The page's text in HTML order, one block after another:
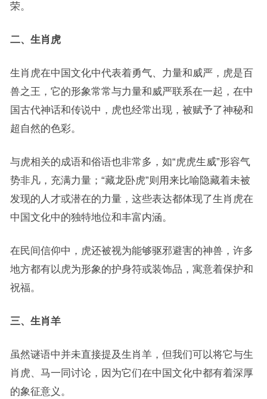
荣。
二、生肖虎
生肖虎在中国文化中代表着勇气、力量和威严，虎是百
兽之王，它的形象常常与力量和威严联系在一起，在中
国古代神话和传说中，虎也经常出现，被赋予了神秘和
超自然的色彩。
与虎相关的成语和俗语也非常多，如“虎虎生威”形容气
势非凡，充满力量；“藏龙卧虎”则用来比喻隐藏着未被
发现的人才或潜在的力量，这些表达都体现了生肖虎在
中国文化中的独特地位和丰富内涵。
在民间信仰中，虎还被视为能够驱邪避害的神兽，许多
地方都有以虎为形象的护身符或装饰品，寓意着保护和
祝福。
三、生肖羊
虽然谜语中并未直接提及生肖羊，但我们可以将它与生
肖虎、马一同讨论，因为它们在中国文化中都有着深厚
的象征意义。